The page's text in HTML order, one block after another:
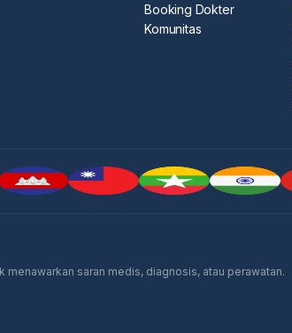
Booking Dokter
Komunitas
saran medis, diagnosis, atau perawatan.